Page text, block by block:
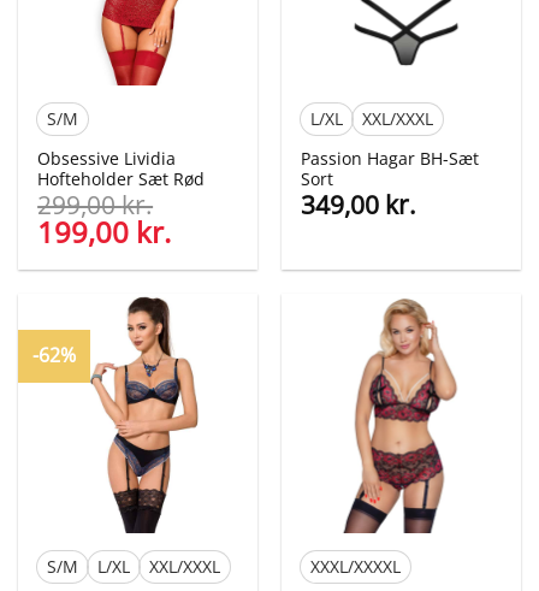
S/M
Obsessive Lividia
Hofteholder Sæt Rød
299,00kr.
Den
oprindelige
pris
299,00 kr..
199,00 kr.
pris
199,00 kr..
L/XL
XXL/XXXL
Passion Hagar BH-Sæt
Sort
349,00 kr.
-62%
S/M L/XL XXL/XXXL XXXL/XXXXL